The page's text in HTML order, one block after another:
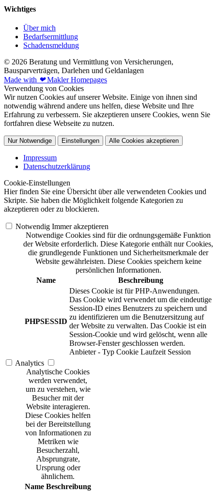
Wichtiges
Über mich
Bedarfsermittlung
Schadensmeldung
© 2026 Beratung und Vermittlung von Versicherungen,
Bausparverträgen, Darlehen und Geldanlagen
Made with ❤Makler Homepages
Verwendung von Cookies
Wir nutzen Cookies auf unserer Website. Einige von ihnen sind
notwendig während andere uns helfen, diese Website und Ihre
Erfahrung zu verbessern. Sie akzeptieren unsere Cookies, wenn Sie
fortfahren diese Webseite zu nutzen.
Nur Notwendige Einstellungen Alle Cookies akzeptieren
Impressum
Datenschutzerklärung
Cookie-Einstellungen
Hier finden Sie eine Übersicht über alle verwendeten Cookies und
Skripte. Sie haben die Möglichkeit folgende Kategorien zu
akzeptieren oder zu blockieren.
Notwendig Immer akzeptieren
Notwendige Cookies sind für die ordnungsgemäße Funktion
der Website erforderlich. Diese Kategorie enthält nur Cookies,
die grundlegende Funktionen und Sicherheitsmerkmale der
Website gewährleisten. Diese Cookies speichern keine
persönlichen Informationen.
Name
Beschreibung
PHPSESSID
Dieses Cookie ist für PHP-Anwendungen.
Das Cookie wird verwendet um die eindeutige
Session-ID eines Benutzers zu speichern und
zu identifizieren um die Benutzersitzung auf
der Website zu verwalten. Das Cookie ist ein
Session-Cookie und wird gelöscht, wenn alle
Browser-Fenster geschlossen werden.
Anbieter - Typ Cookie Laufzeit Session
Analytics
Analytische Cookies
werden verwendet,
um zu verstehen, wie
Besucher mit der
Website interagieren.
Diese Cookies helfen
bei der Bereitstellung
von Informationen zu
Metriken wie
Besucherzahl,
Absprungrate,
Ursprung oder
ähnlichem.
Name Beschreibung